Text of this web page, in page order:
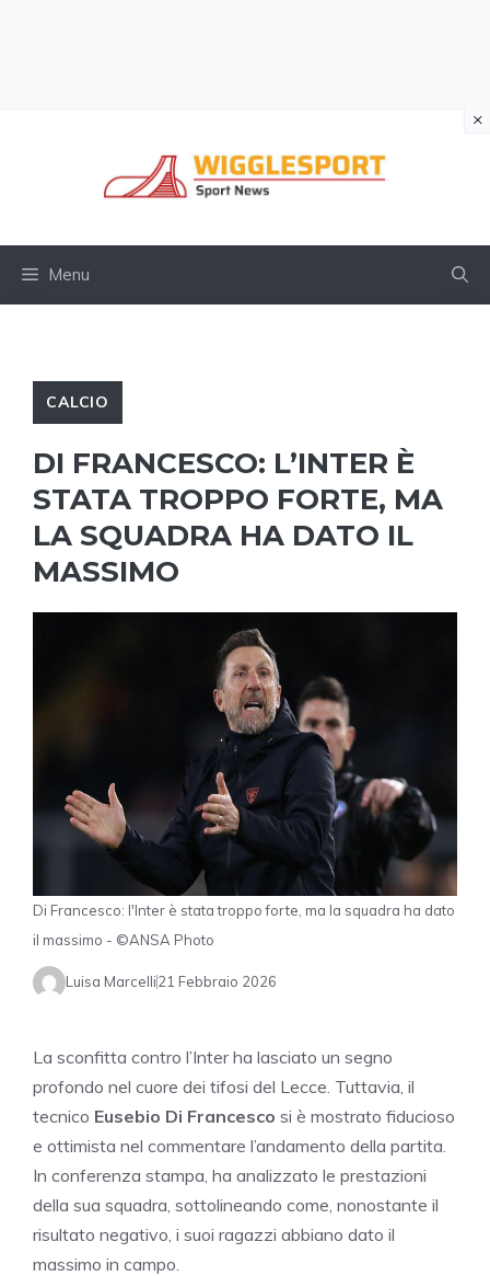
Menu
CALCIO
DI FRANCESCO: L’INTER È
STATA TROPPO FORTE, MA
LA SQUADRA HA DATO IL
MASSIMO
Di Francesco: l'Inter è stata troppo forte, ma la squadra ha dato
il massimo - ©ANSA Photo
Luisa Marcelli21 Febbraio 2026
La sconfitta contro l’Inter ha lasciato un segno
profondo nel cuore dei tifosi del Lecce. Tuttavia, il
tecnico Eusebio Di Francesco si è mostrato fiducioso
e ottimista nel commentare l’andamento della partita.
In conferenza stampa, ha analizzato le prestazioni
della sua squadra, sottolineando come, nonostante il
risultato negativo, i suoi ragazzi abbiano dato il
massimo in campo.
×